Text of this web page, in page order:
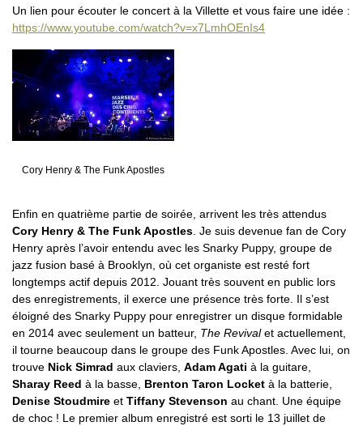
Un lien pour écouter le concert à la Villette et vous faire une idée :
https://www.youtube.com/watch?v=x7LmhOEnIs4
Cory Henry & The Funk Apostles
Enfin en quatrième partie de soirée, arrivent les très attendus
Cory Henry & The Funk Apostles . Je suis devenue fan de Cory
Henry après l’avoir entendu avec les Snarky Puppy, groupe de
jazz fusion basé à Brooklyn, où cet organiste est resté fort
longtemps actif depuis 2012. Jouant très souvent en public lors
des enregistrements, il exerce une présence très forte. Il s’est
éloigné des Snarky Puppy pour enregistrer un disque formidable
en 2014 avec seulement un batteur, The Revivalet actuellement,
il tourne beaucoup dans le groupe des Funk Apostles. Avec lui, on
trouve Nick Simrad aux claviers, Adam Agati à la guitare,
Sharay Reed à la basse, Brenton Taron Locket à la batterie,
Denise Stoudmire et Tiffany Stevenson au chant. Une équipe
de choc ! Le premier album enregistré est sorti le 13 juillet de